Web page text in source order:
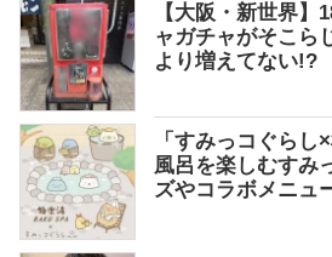
【大阪・新世界】
ャガチャがそこら
より増えてない!?
「すみっコぐら
風呂を楽しむすみ
ズやコラボメニュ